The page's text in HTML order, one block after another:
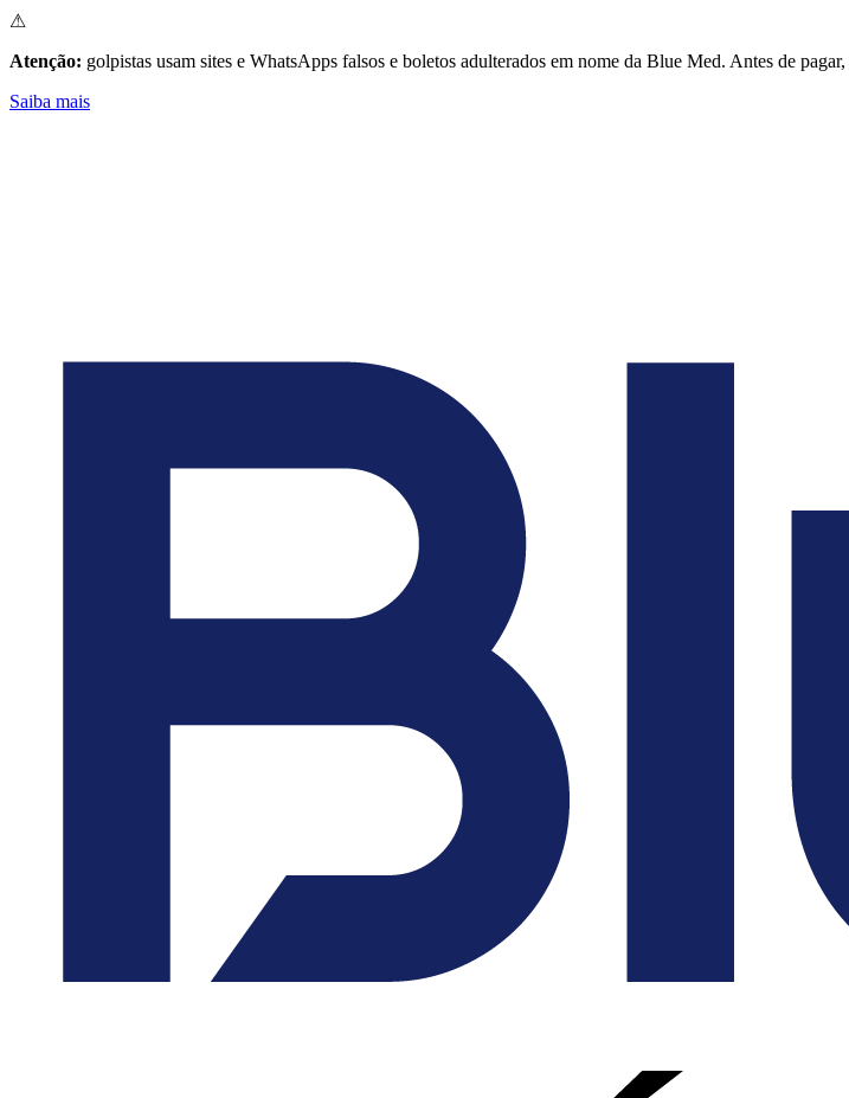
⚠
Atenção: golpistas usam sites e WhatsApps falsos e boletos adulterados em nome da Blue Med. Antes de
Saiba mais